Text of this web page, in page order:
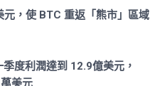
，使 BTC 重返「熊市」區域
度利潤達到 12.9億美元，
美元